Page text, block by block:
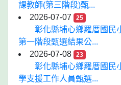
課教師(第三階段)甄...
2026-07-07
25
彰化縣埔心鄉羅厝國民
第一階段甄選結果公...
2026-07-08
23
彰化縣埔心鄉羅厝國民
學支援工作人員甄選...